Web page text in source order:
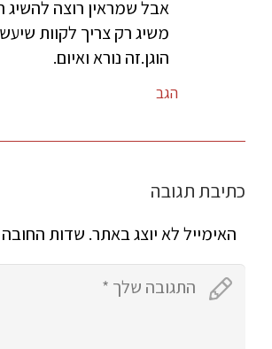
אבל שמראין רוצה
משיג רק צריך לקוות
הוגן.זה נורא ואיום.
הגב
כתיבת תגובה
האימייל לא יוצג באתר. שדות